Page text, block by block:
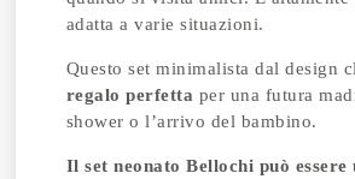
adatta a varie situazioni.
Questo set minimalista dal design
regalo perfetta per una futura
shower o l’arrivo del bambino.
Il set neonato Bellochi può